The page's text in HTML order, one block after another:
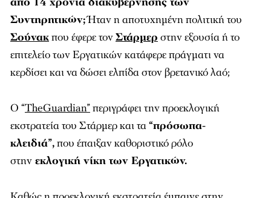
Συντηρητικών;Ήταν η αποτυχημένη πολιτική του
Σούνακπου έφερε τονΣτάρμερ στην εξουσία ή το
επιτελείο των Εργατικών κατάφερε πράγματι να
κερδίσει και να δώσει ελπίδα στον βρετανικό λαό;
Ο “TheGuardian”περιγράφει την προεκλογική
εκστρατεία του Στάρμερ και τα“πρόσωπα-
κλειδιά”,που έπαιξαν καθοριστικό ρόλο
στην εκλογική νίκη των Εργατικών.